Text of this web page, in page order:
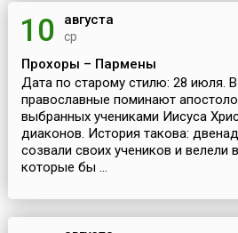
10 августа
ср
Прохоры – Пармены
Дата по старому стилю: 28 июля.
православные поминают
выбранных учениками Иисуса
диаконов. История такова:
созвали своих учеников и велели
которые бы ...